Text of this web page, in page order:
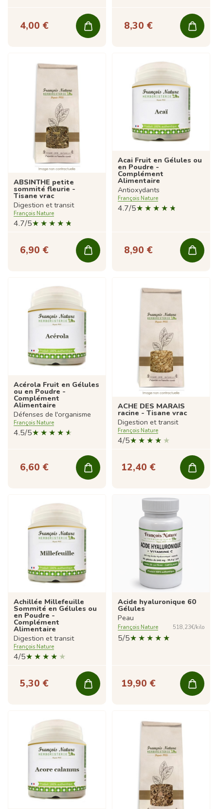
4,00 € 8,30 €
ABSINTHE petite
sommité fleurie -
Tisane vrac
Digestion et transit
François Nature
4.7/5
6,90 €
Acai Fruit en Gélules ou
en Poudre -
Complément
Alimentaire
Antioxydants
François Nature
4.7/5
8,90 €
Acérola Fruit en Gélules
ou en Poudre -
Complément
Alimentaire
Défenses de l'organisme
François Nature
4.5/5
6,60 €
ACHE DES MARAIS
racine - Tisane vrac
Digestion et transit
François Nature
4/5
12,40 €
Achillée Millefeuille
Sommité en Gélules ou
en Poudre -
Complément
Alimentaire
Digestion et transit
François Nature
4/5
5,30 €
Acide hyaluronique 60
Gélules
Peau
François Nature 518,23€/kilo
5/5
19,90 €